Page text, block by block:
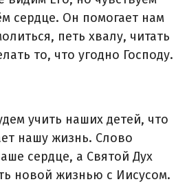
сердце. Он помогает нам
петь хвалу, читать
то, что угодно Господу.
учить наших детей, что
нашу жизнь. Слово
сердце, а Святой Дух
новой жизнью с Иисусом.